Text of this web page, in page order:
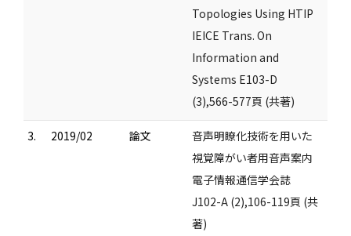
Topologies Using HTIP
IEICE Trans. On
Information and
Systems E103-D
(3),566-577頁 (共著)
3. 2019/02 論文
音声明瞭化技術を用いた
視覚障がい者用音声案内
電子情報通信学会誌
J102-A (2),106-119頁 (共
著)